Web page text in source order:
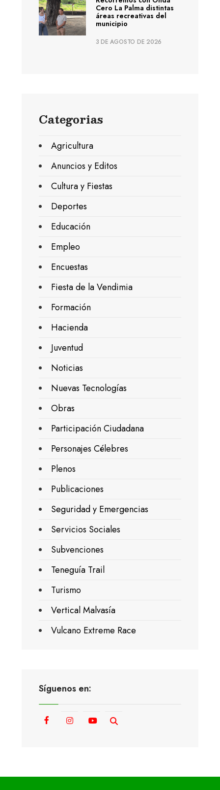
Cero La Palma distintas
áreas recreativas del
municipio
3 DE AGOSTO DE 2026
Categorias
Agricultura
Anuncios y Editos
Cultura y Fiestas
Deportes
Educación
Empleo
Encuestas
Fiesta de la Vendimia
Formación
Hacienda
Juventud
Noticias
Nuevas Tecnologías
Obras
Participación Ciudadana
Personajes Célebres
Plenos
Publicaciones
Seguridad y Emergencias
Servicios Sociales
Subvenciones
Teneguía Trail
Turismo
Vertical Malvasía
Vulcano Extreme Race
Síguenos en: